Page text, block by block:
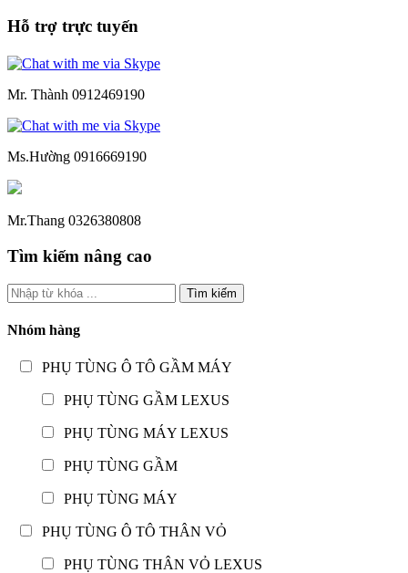
Hỗ trợ trực tuyến
Mr. Thành 0912469190
Ms.Hường 0916669190
Mr.Thang 0326380808
Tìm kiếm nâng cao
Tìm kiếm
Nhóm hàng
PHỤ TÙNG Ô TÔ GẦM MÁY
PHỤ TÙNG GẦM LEXUS
PHỤ TÙNG MÁY LEXUS
PHỤ TÙNG GẦM
PHỤ TÙNG MÁY
PHỤ TÙNG Ô TÔ THÂN VỎ
PHỤ TÙNG THÂN VỎ LEXUS